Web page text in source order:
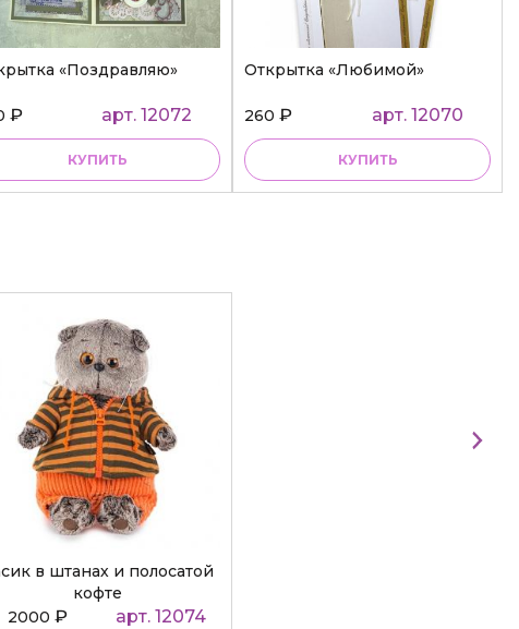
«Поздравляю»
₽ арт. 12072
КУПИТЬ
Открытка «Любимой»
260₽ арт. 12070
КУПИТЬ
в штанах и полосатой
кофте
2000 ₽ арт. 12074